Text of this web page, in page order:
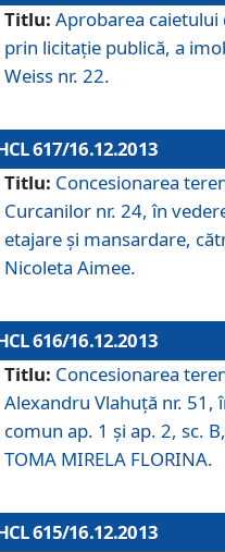
Titlu: Aprobarea caietului
prin licitaţie publică, a
Weiss nr. 22.
617/16.12.2013
Titlu: Concesionarea
Curcanilor nr. 24, în
etajare şi mansardare,
Nicoleta Aimee.
616/16.12.2013
Titlu: Concesionarea
Alexandru Vlahuţă nr. 51,
comun ap. 1 şi ap. 2, sc.
TOMA MIRELA FLORINA.
615/16.12.2013